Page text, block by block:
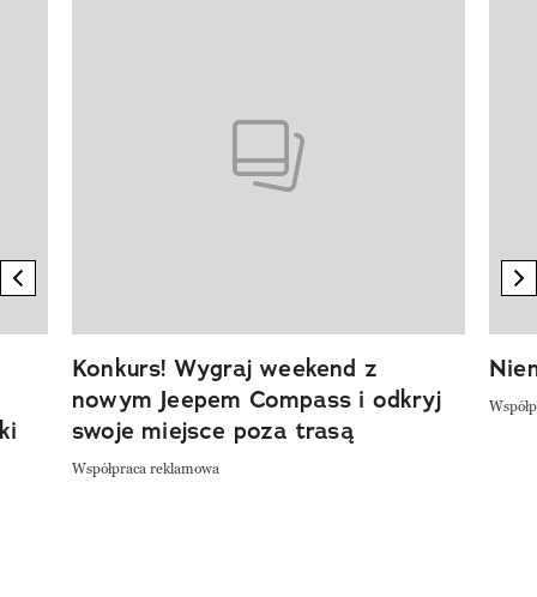
previous element
Konkurs! Wygraj weekend z
nowym Jeepem Compass i odkryj
swoje miejsce poza trasą
Współpraca reklamowa